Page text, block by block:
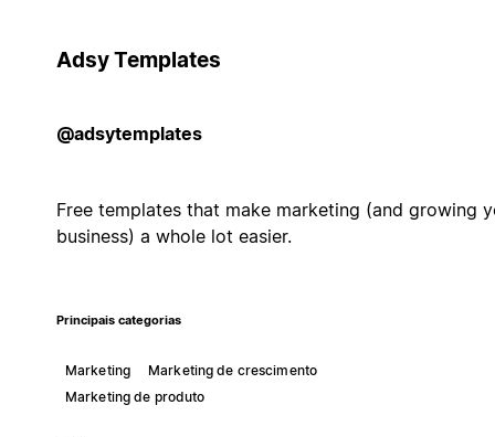
Adsy Templates
@adsytemplates
Free templates that make marketing (and growing
business) a whole lot easier.
Principais categorias
Marketing
Marketing de crescimento
Marketing de produto